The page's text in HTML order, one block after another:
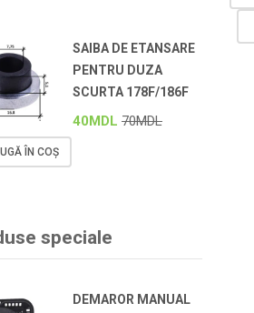
SAIBA DE ETANSARE
PENTRU DUZA
SCURTA 178F/186F
40MDL 70MDL
ÎN COȘ
speciale
DEMAROR MANUAL